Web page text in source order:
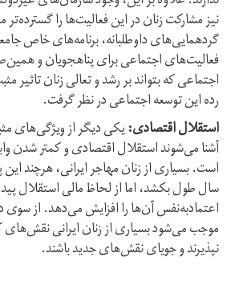
نیز مشارکت زنان در این فعالیت‌ها را
گردهمایی‌های داوطلبانه، برنامه‌های خاص
فعالیت‌های اجتماعی برای پناهجویان و
اجتماعی که بتواند بر رشد و تعالی زنان تاثیر
رده این توسعه اجتماعی در نظر گرفت.
استقلال اقتصادی:یکی دیگر از ویژگی‌های
آشنا می‌شوند استقلال اقتصادی و کمتر شدن
است. بسیاری از زنان مهاجر ایرانی، هرچند
سال طول بکشد، اما از لحاظ مالی استقلال
اعتماد‌به‌نفس آن‌ها را افزایش می‌دهد. از
موجب می‌شود بسیاری از زنان ایرانی نقش‌های
نپذیرند و جویای نقش‌های جدید باشند.